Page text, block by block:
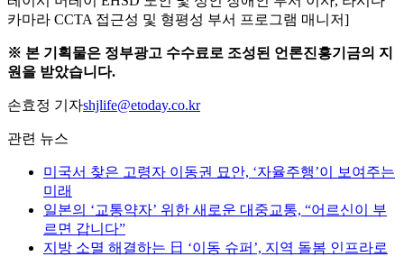
카마라 CCTA 접근성 및 형평성 부서 프로그램 매니저]
※ 본 기획물은 정부광고 수수료로 조성된 언론진흥기금의 지
원을 받았습니다.
손효정 기자shjlife@etoday.co.kr
관련 뉴스
미국서 찾은 고령자 이동권 묘안, ‘자율주행’이 보여주는
미래
일본의 ‘교통약자’ 위한 새로운 대중교통, “어르신이 부
르면 갑니다”
지방 소멸 해결하는 日 ‘이동 슈퍼’, 지역 돌봄 인프라로